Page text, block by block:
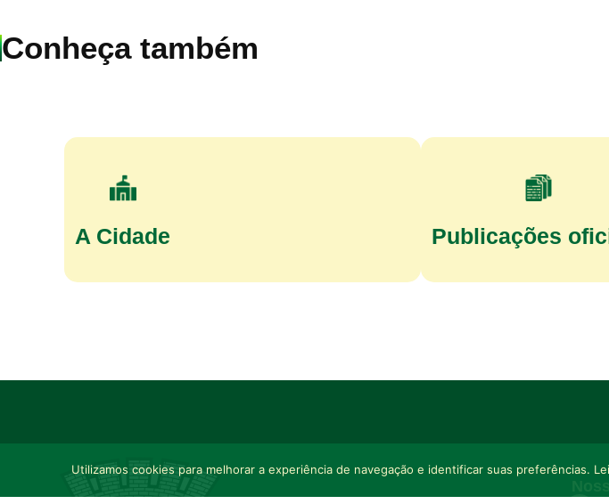
Conheça também
A Cidade Publicações
Utilizamos cookies para melhorar a experiência de navegação e identificar suas preferências.